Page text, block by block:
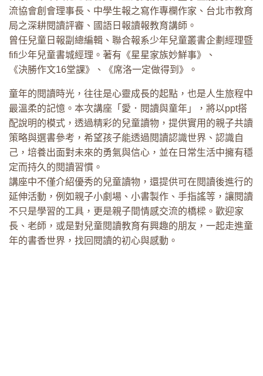
流協會創會理事長、中學生報之寫作專欄作家、台北市教育
局之深耕閱讀評審、國語日報讀報教育講師。
曾任兒童日報副總編輯、聯合報系少年兒童叢書企劃經理暨
fifi少年兒童書城經理。著有《星星家族妙鮮事》、
《決勝作文16堂課》、《席洛一定做得到》。
童年的閱讀時光，往往是心靈成長的起點，也是人生旅程中
最溫柔的記憶。本次講座「愛．閱讀與童年」，將以ppt搭
配說明的模式，透過精彩的兒童讀物，提供實用的親子共讀
策略與選書參考，希望孩子能透過閱讀認識世界、認識自
己，培養出面對未來的勇氣與信心，並在日常生活中擁有穩
定而持久的閱讀習慣。
講座中不僅介紹優秀的兒童讀物，還提供可在閱讀後進行的
延伸活動，例如親子小劇場、小書製作、手指謠等，讓閱讀
不只是學習的工具，更是親子間情感交流的橋樑。歡迎家
長、老師，或是對兒童閱讀教育有興趣的朋友，一起走進童
年的書香世界，找回閱讀的初心與感動。